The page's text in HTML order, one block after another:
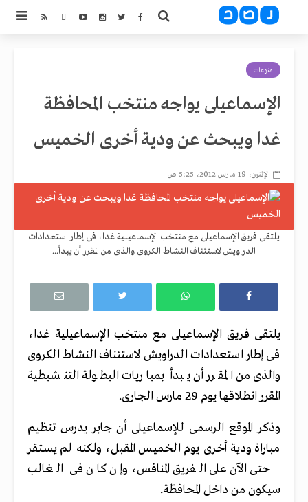
منوعات
الإسماعيلى يواجه منتخب المحافظة
غدا ويبحث عن ودية أخرى الخميس
الإثنين، 19 مارس 2012، 5:25 ص
يلتقى فريق الإسماعيلى مع منتخب الإسماعيلية غدا، فى إطار استعدادات
الدراويش لاستئناف النشاط الكروى والذى من المقرر أن يبدأ...
يلتقى فريق الإسماعيلى مع منتخب الإسماعيلية غدا،
فى إطار استعدادات الدراويش لاستئناف النشاط الكروى
والذى من المقرر أن يبدأ بمباريات البطولة التنشيطية
المقرر انطلاقها يوم 29 مارس الجارى.
وذكر الموقع الرسمى للإسماعيلى أن جابر يدرس تنظيم
مباراة ودية أخرى يوم الخميس المقبل، ولكنه لم يستقر
حتى الآن على الفريق المنافس، وإن كان فى الغالب
سيكون من داخل المحافظة.